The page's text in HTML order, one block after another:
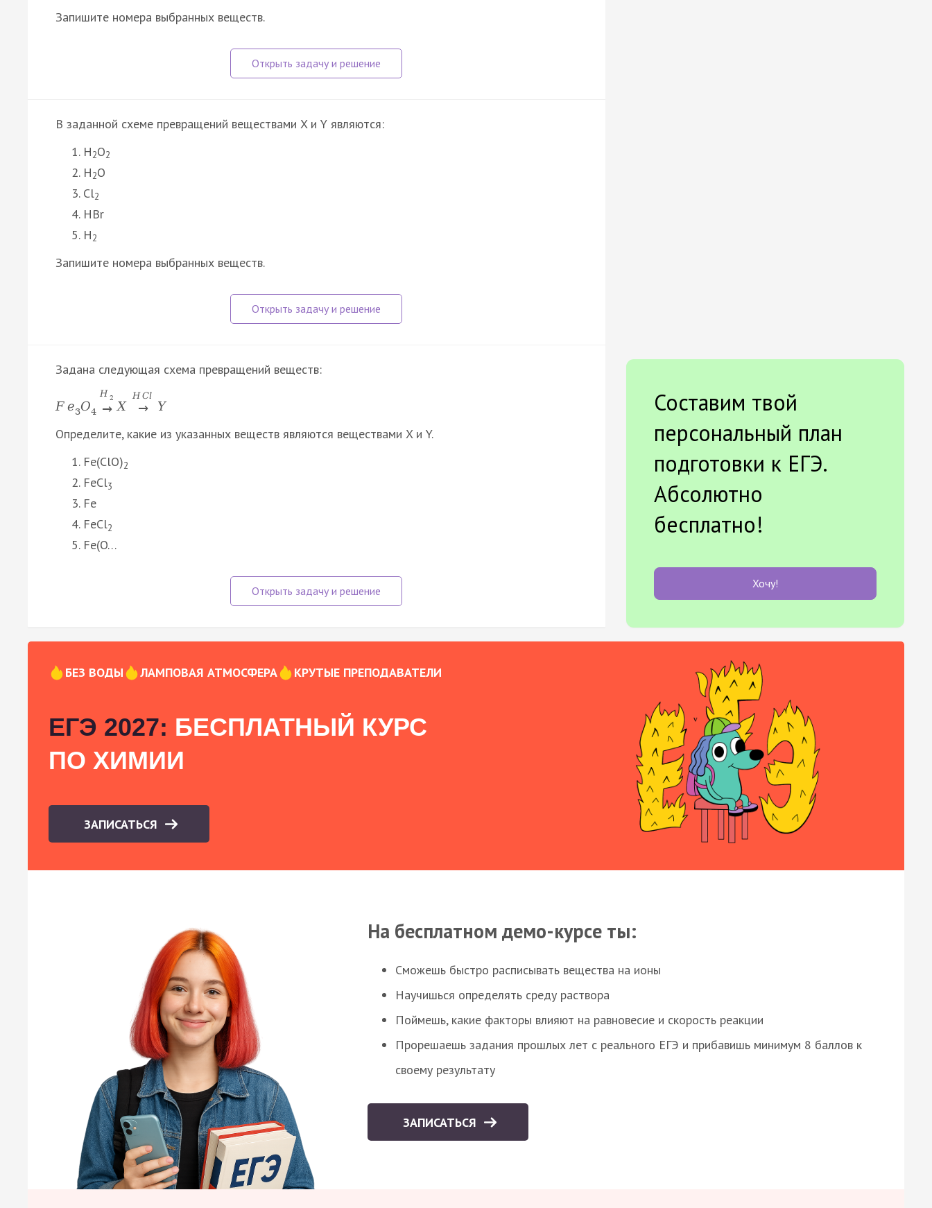
Запишите номера выбранных веществ.
В заданной схеме превращений веществами X и Y являются:
H2O2
H2O
Cl2
HBr
H2
Запишите номера выбранных веществ.
Задана следующая схема превращений веществ:
Fe3O4
H 2
→ X
HCl
→ Y
Определите, какие из указанных веществ являются веществами X и Y.
Fe(ClO)2
FeCl3
Fe
FeCl2
Fe(O…
Составим твой
персональный план
подготовки к ЕГЭ.
Абсолютно
бесплатно!
Хочу!
БЕЗ ВОДЫ ЛАМПОВАЯ АТМОСФЕРА КРУТЫЕ ПРЕПОДАВАТЕЛИ
ЕГЭ 2027: БЕСПЛАТНЫЙ КУРС
ПО ХИМИИ
ЗАПИСАТЬСЯ
На бесплатном демо-курсе ты:
Сможешь быстро расписывать вещества на ионы
Научишься определять среду раствора
Поймешь, какие факторы влияют на равновесие и скорость реакции
Прорешаешь задания прошлых лет с реального ЕГЭ и прибавишь минимум 8 баллов к
своему результату
ЗАПИСАТЬСЯ